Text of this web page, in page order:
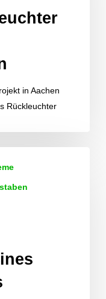
in Aachen
Rückleuchter